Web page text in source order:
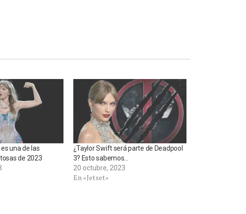
una de las
de 2023
¿Taylor Swift será parte de Deadpool
3? Esto sabemos…
20 octubre, 2023
En «Jetset»